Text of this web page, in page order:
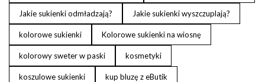
Jakie sukienki odmładzają? Jakie sukienki wyszczuplają?
kolorowe sukienki Kolorowe sukienki na wiosnę
kolorowy sweter w paski kosmetyki
koszulowe sukienki kup bluzę z eButik